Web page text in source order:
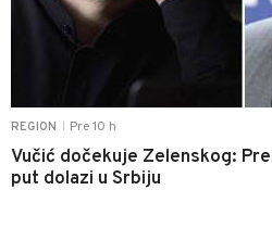
REGION Pre 10 h
Vučić dočekuje Zelenskog:
put dolazi u Srbiju